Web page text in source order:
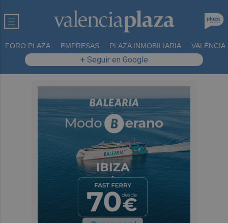
FORO PLAZA EMPRESAS PLAZA INMOBILIARIA VALÈNCIA
+ Seguir en Google